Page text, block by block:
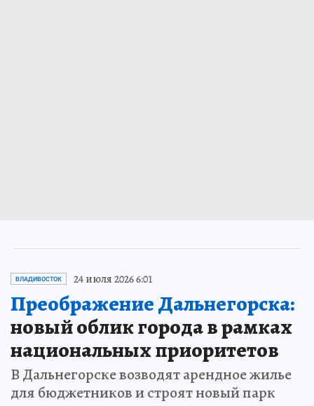
ВЛАДИВОСТОК 24 июля 2026 6:01
Преображение Дальнегорска:
новый облик города в рамках
национальных приоритетов
В Дальнегорске возводят арендное жилье
для бюджетников и строят новый парк